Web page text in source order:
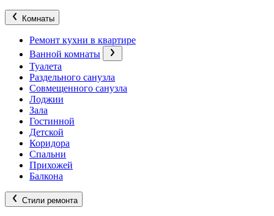
Комнаты
Ремонт кухни в квартире
Ванной комнаты
Туалета
Раздельного санузла
Совмещенного санузла
Лоджии
Зала
Гостинной
Детской
Коридора
Спальни
Прихожей
Балкона
Стили ремонта